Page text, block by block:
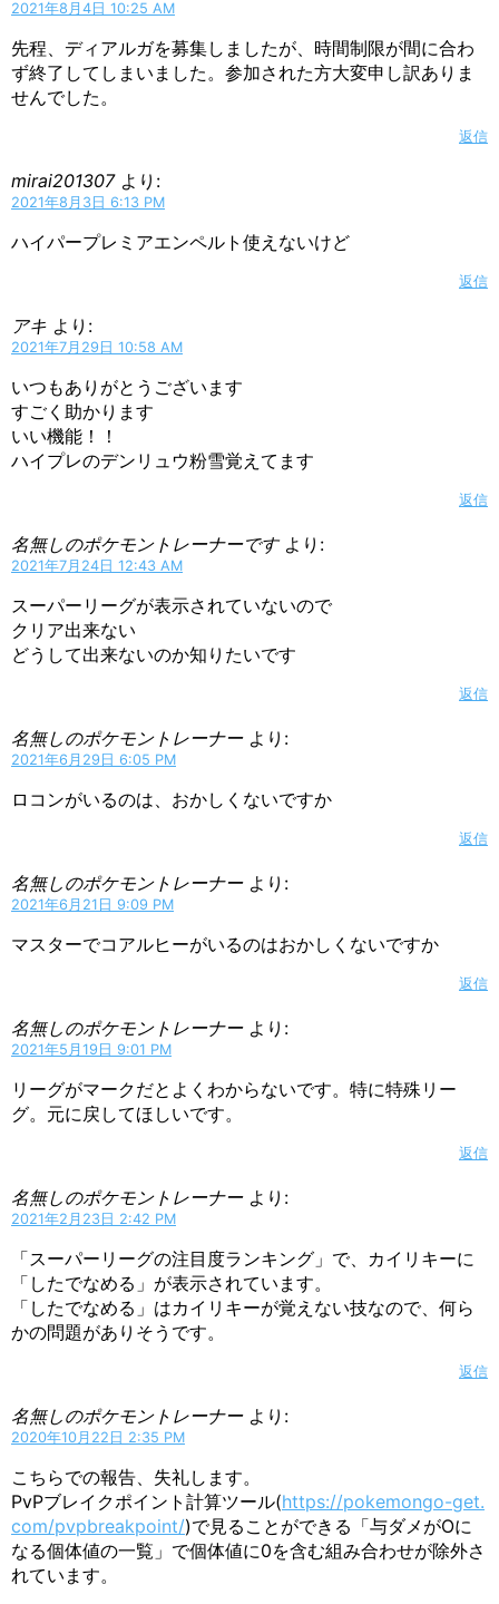
2021年8月4日 10:25 AM
先程、ディアルガを募集しましたが、時間制限が間に合わ
ず終了してしまいました。参加された方大変申し訳ありま
せんでした。
返信
mirai201307 より:
2021年8月3日 6:13 PM
ハイパープレミアエンペルト使えないけど
返信
アキ より:
2021年7月29日 10:58 AM
いつもありがとうございます
すごく助かります
いい機能！！
ハイプレのデンリュウ粉雪覚えてます
返信
名無しのポケモントレーナーです より:
2021年7月24日 12:43 AM
スーパーリーグが表示されていないので
クリア出来ない
どうして出来ないのか知りたいです
返信
名無しのポケモントレーナー より:
2021年6月29日 6:05 PM
ロコンがいるのは、おかしくないですか
返信
名無しのポケモントレーナー より:
2021年6月21日 9:09 PM
マスターでコアルヒーがいるのはおかしくないですか
返信
名無しのポケモントレーナー より:
2021年5月19日 9:01 PM
リーグがマークだとよくわからないです。特に特殊リー
グ。元に戻してほしいです。
返信
名無しのポケモントレーナー より:
2021年2月23日 2:42 PM
「スーパーリーグの注目度ランキング」で、カイリキーに
「したでなめる」が表示されています。
「したでなめる」はカイリキーが覚えない技なので、何ら
かの問題がありそうです。
返信
名無しのポケモントレーナー より:
2020年10月22日 2:35 PM
こちらでの報告、失礼します。
PvPブレイクポイント計算ツール(https://pokemongo-get.
com/pvpbreakpoint/)で見ることができる「与ダメがOに
なる個体値の一覧」で個体値に0を含む組み合わせが除外さ
れています。